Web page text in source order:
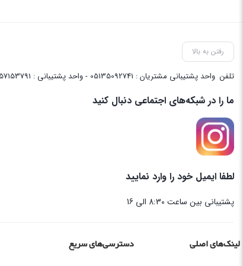
رفتن به بالا
تلفن واحد پشتیبانی مشتریان : 05135092741 - واحد پشتیبانی : 09157153791 - پشتیبانی واحد فنی سایت : 09058048656
ما را در شبکه‌های اجتماعی دنبال کنید
لطفا ایمیل خود را وارد نمایید
پشتیبانی بین ساعت 8:30 الی 16
لینک‌های اصلی دسترسی‌های سریع